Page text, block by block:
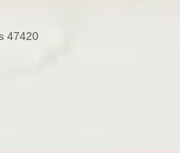
47420